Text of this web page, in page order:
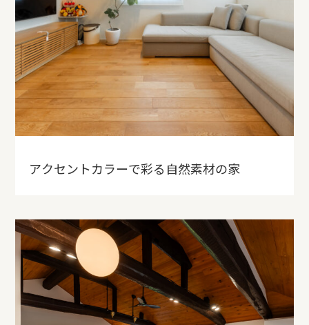
アクセントカラーで彩る自然素材の家